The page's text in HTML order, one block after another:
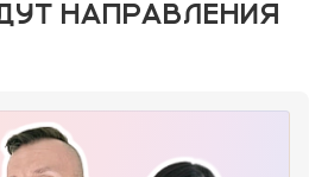
НАПРАВЛЕНИЯ